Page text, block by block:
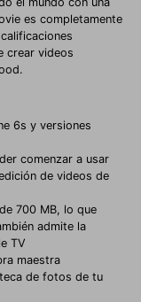
es completamente
crear videos
6s y versiones
comenzar a usar
de videos de
700 MB, lo que
admite la
TV
maestra
de fotos de tu